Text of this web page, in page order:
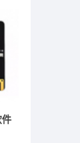
件